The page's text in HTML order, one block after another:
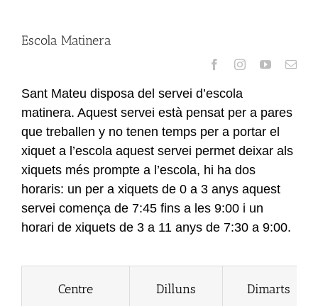
Escola Matinera
Sant Mateu disposa del servei d’escola
matinera. Aquest servei està pensat per a pares
que treballen yno tenen temps per a portar el
xiquet a l’escola aquest servei permet deixar als
xiquets més prompte a l’escola, hi ha dos
horaris: un per a xiquets de 0 a 3 anys aquest
servei comença de 7:45fins a les 9:00 i un
horari de xiquets de 3 a 11 anys de 7:30a 9:00.
Centre Dilluns Dimarts